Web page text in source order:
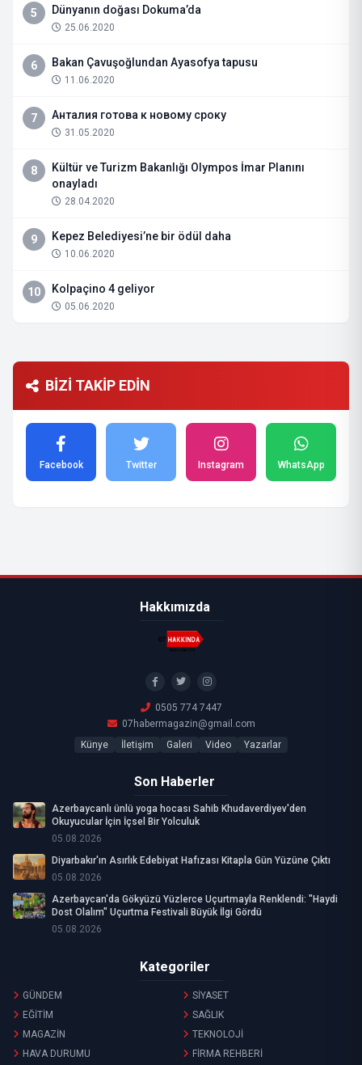
5 Dünyanın doğası Dokuma’da
25.06.2020
6 Bakan Çavuşoğlundan Ayasofya tapusu
11.06.2020
7 Анталия готова к новому сроку
31.05.2020
8
Kültür ve Turizm Bakanlığı Olympos İmar Planını
onayladı
28.04.2020
9 Kepez Belediyesi’ne bir ödül daha
10.06.2020
10 Kolpaçino 4 geliyor
05.06.2020
BİZİ TAKİP EDİN
Facebook Twitter Instagram WhatsApp
Hakkımızda
0505 774 7447
07habermagazin@gmail.com
Künye
İletişim Galeri Video Yazarlar
Son Haberler
Azerbaycanlı ünlü yoga hocası Sahib Khudaverdiyev'den
Okuyucular İçin İçsel Bir Yolculuk
05.08.2026
Diyarbakır'ın Asırlık Edebiyat Hafızası Kitapla Gün Yüzüne Çıktı
05.08.2026
Azerbaycan'da Gökyüzü Yüzlerce Uçurtmayla Renklendi: "Haydi
Dost Olalım" Uçurtma Festivali Büyük İlgi Gördü
05.08.2026
Kategoriler
GÜNDEM
SİYASET
EĞİTİM
SAĞLIK
MAGAZİN
TEKNOLOJİ
HAVA DURUMU
FİRMA REHBERİ